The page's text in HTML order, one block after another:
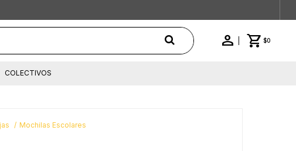
$0
COLECTIVOS
Mochilas Escolares